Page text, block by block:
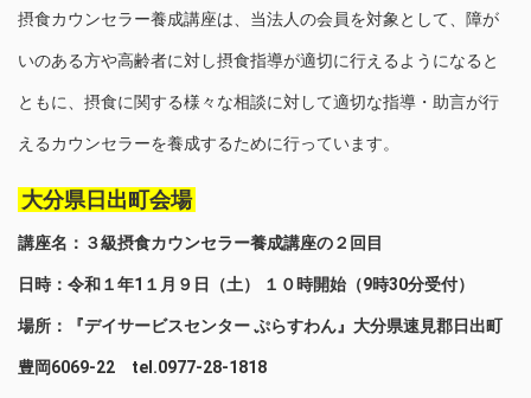
摂食カウンセラー養成講座は、当法人の会員を対象として、障が
いのある方や高齢者に対し摂食指導が適切に行えるようになると
ともに、摂食に関する様々な相談に対して適切な指導・助言が行
えるカウンセラーを養成するために行っています。
大分県日出町会場
講座名：３級摂食カウンセラー養成講座の２回目
日時：令和１年1１月９日（土） １０時開始（9時30分受付）
場所：『デイサービスセンター ぷらすわん』大分県速見郡日出町
豊岡6069-22 tel.0977-28-1818